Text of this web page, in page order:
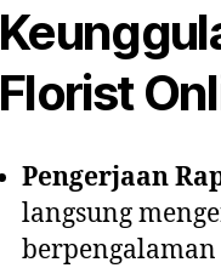
Florist
Pengerjaan
langsung